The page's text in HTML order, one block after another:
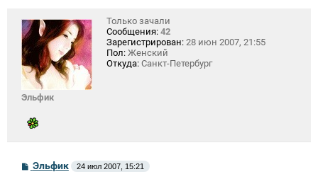
Эльфик
Только зачали
Сообщения: 42
Зарегистрирован: 28 июн 2007, 21:55
Пол: Женский
Откуда: Санкт-Петербург
СЭльфик 24 июл 2007, 15:21